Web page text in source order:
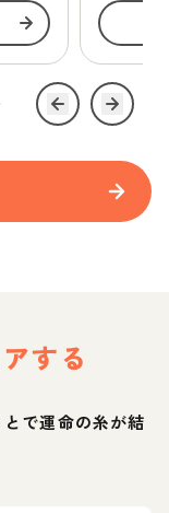
する
で運命の糸が結